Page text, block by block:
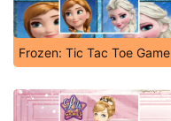
Frozen: Tic Tac Toe Game